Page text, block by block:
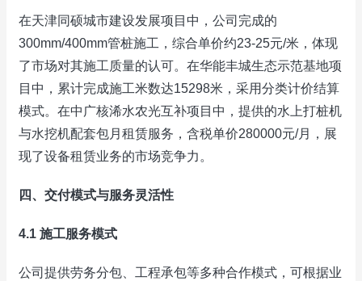
在天津同硕城市建设发展项目中，公司完成的
300mm/400mm管桩施工，综合单价约23-25元/米，体现
了市场对其施工质量的认可。在华能丰城生态示范基地项
目中，累计完成施工米数达15298米，采用分类计价结算
模式。在中广核浠水农光互补项目中，提供的水上打桩机
与水挖机配套包月租赁服务，含税单价280000元/月，展
现了设备租赁业务的市场竞争力。
四、交付模式与服务灵活性
4.1 施工服务模式
公司提供劳务分包、工程承包等多种合作模式，可根据业